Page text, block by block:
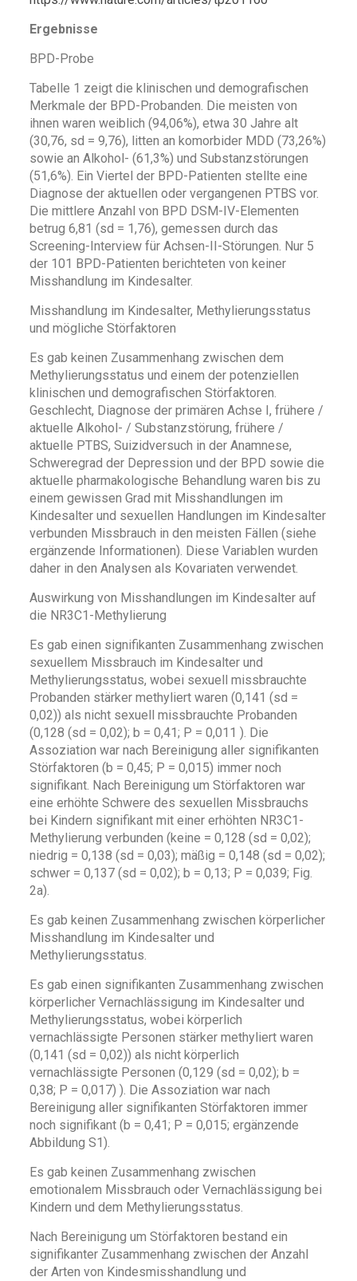
Ergebnisse
BPD-Probe
Tabelle 1 zeigt die klinischen und demografischen
Merkmale der BPD-Probanden. Die meisten von
ihnen waren weiblich (94,06%), etwa 30 Jahre alt
(30,76, sd = 9,76), litten an komorbider MDD (73,26%)
sowie an Alkohol- (61,3%) und Substanzstörungen
(51,6%). Ein Viertel der BPD-Patienten stellte eine
Diagnose der aktuellen oder vergangenen PTBS vor.
Die mittlere Anzahl von BPD DSM-IV-Elementen
betrug 6,81 (sd = 1,76), gemessen durch das
Screening-Interview für Achsen-II-Störungen. Nur 5
der 101 BPD-Patienten berichteten von keiner
Misshandlung im Kindesalter.
Misshandlung im Kindesalter, Methylierungsstatus
und mögliche Störfaktoren
Es gab keinen Zusammenhang zwischen dem
Methylierungsstatus und einem der potenziellen
klinischen und demografischen Störfaktoren.
Geschlecht, Diagnose der primären Achse I, frühere /
aktuelle Alkohol- / Substanzstörung, frühere /
aktuelle PTBS, Suizidversuch in der Anamnese,
Schweregrad der Depression und der BPD sowie die
aktuelle pharmakologische Behandlung waren bis zu
einem gewissen Grad mit Misshandlungen im
Kindesalter und sexuellen Handlungen im Kindesalter
verbunden Missbrauch in den meisten Fällen (siehe
ergänzende Informationen). Diese Variablen wurden
daher in den Analysen als Kovariaten verwendet.
Auswirkung von Misshandlungen im Kindesalter auf
die NR3C1-Methylierung
Es gab einen signifikanten Zusammenhang zwischen
sexuellem Missbrauch im Kindesalter und
Methylierungsstatus, wobei sexuell missbrauchte
Probanden stärker methyliert waren (0,141 (sd =
0,02)) als nicht sexuell missbrauchte Probanden
(0,128 (sd = 0,02); b = 0,41; P = 0,011 ). Die
Assoziation war nach Bereinigung aller signifikanten
Störfaktoren (b = 0,45; P = 0,015) immer noch
signifikant. Nach Bereinigung um Störfaktoren war
eine erhöhte Schwere des sexuellen Missbrauchs
bei Kindern signifikant mit einer erhöhten NR3C1-
Methylierung verbunden (keine = 0,128 (sd = 0,02);
niedrig = 0,138 (sd = 0,03); mäßig = 0,148 (sd = 0,02);
schwer = 0,137 (sd = 0,02); b = 0,13; P = 0,039; Fig.
2a).
Es gab keinen Zusammenhang zwischen körperlicher
Misshandlung im Kindesalter und
Methylierungsstatus.
Es gab einen signifikanten Zusammenhang zwischen
körperlicher Vernachlässigung im Kindesalter und
Methylierungsstatus, wobei körperlich
vernachlässigte Personen stärker methyliert waren
(0,141 (sd = 0,02)) als nicht körperlich
vernachlässigte Personen (0,129 (sd = 0,02); b =
0,38; P = 0,017) ). Die Assoziation war nach
Bereinigung aller signifikanten Störfaktoren immer
noch signifikant (b = 0,41; P = 0,015; ergänzende
Abbildung S1).
Es gab keinen Zusammenhang zwischen
emotionalem Missbrauch oder Vernachlässigung bei
Kindern und dem Methylierungsstatus.
Nach Bereinigung um Störfaktoren bestand ein
signifikanter Zusammenhang zwischen der Anzahl
der Arten von Kindesmisshandlung und